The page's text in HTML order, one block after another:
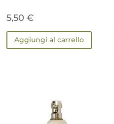
5,50€
Aggiungi al carrello